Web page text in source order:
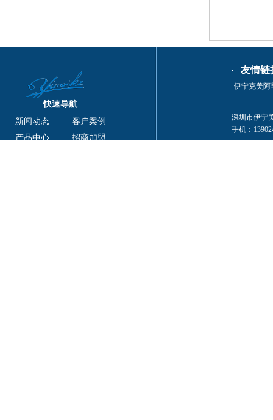
快速导航
新闻动态
客户案例
产品中心
招商加盟
友情链
伊宁克美阿
深圳市伊宁
手机：